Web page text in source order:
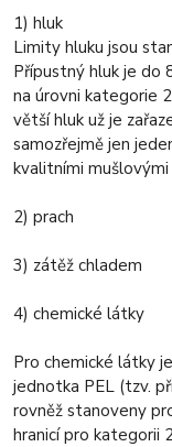
1) hluk
Limity hluku jsou
Přípustný hluk je do
na úrovni kategorie
větší hluk už je
samozřejmě jen
kvalitními mušlovými
2) prach
3) zátěž chladem
4) chemické látky
Pro chemické látky
jednotka PEL (tzv.
rovněž stanoveny
hranicí pro kategorii